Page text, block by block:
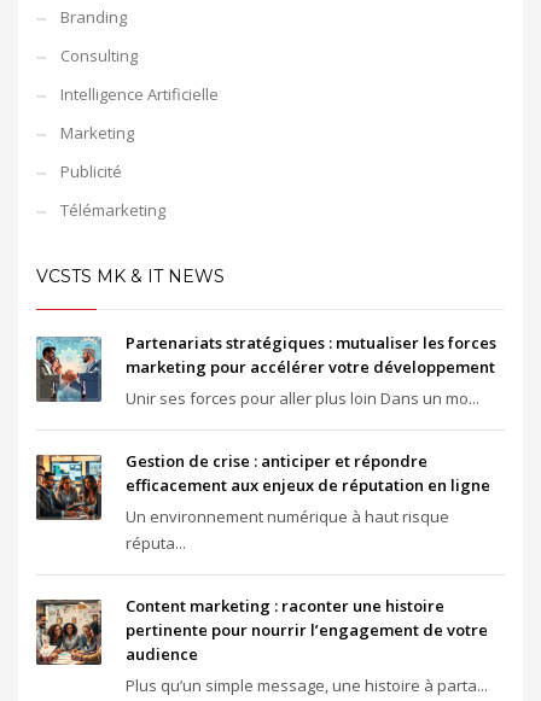
Branding
Consulting
Intelligence Artificielle
Marketing
Publicité
Télémarketing
VCSTS MK & IT NEWS
Partenariats stratégiques : mutualiser les forces
marketing pour accélérer votre développement
Unir ses forces pour aller plus loin Dans un mo...
Gestion de crise : anticiper et répondre
efficacement aux enjeux de réputation en ligne
Un environnement numérique à haut risque
réputa...
Content marketing : raconter une histoire
pertinente pour nourrir l’engagement de votre
audience
Plus qu’un simple message, une histoire à parta...